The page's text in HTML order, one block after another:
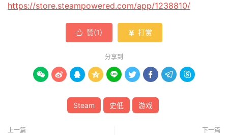
https://store.steampowered.com/app/1238810/
 赞(1)  打赏
分享到
        
Steam 史低 游戏
上一篇 下一篇